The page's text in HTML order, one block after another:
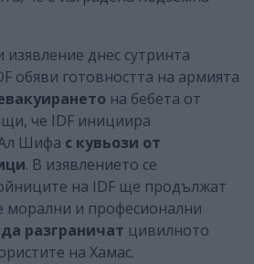
днес сутринта
обяви готовността на армията
на бебета от
че IDF инициира
Шифа с кувьози от
. В изявлението се
на IDF ще продължат
морални и професионални
да разграничат цивилното
на Хамас.